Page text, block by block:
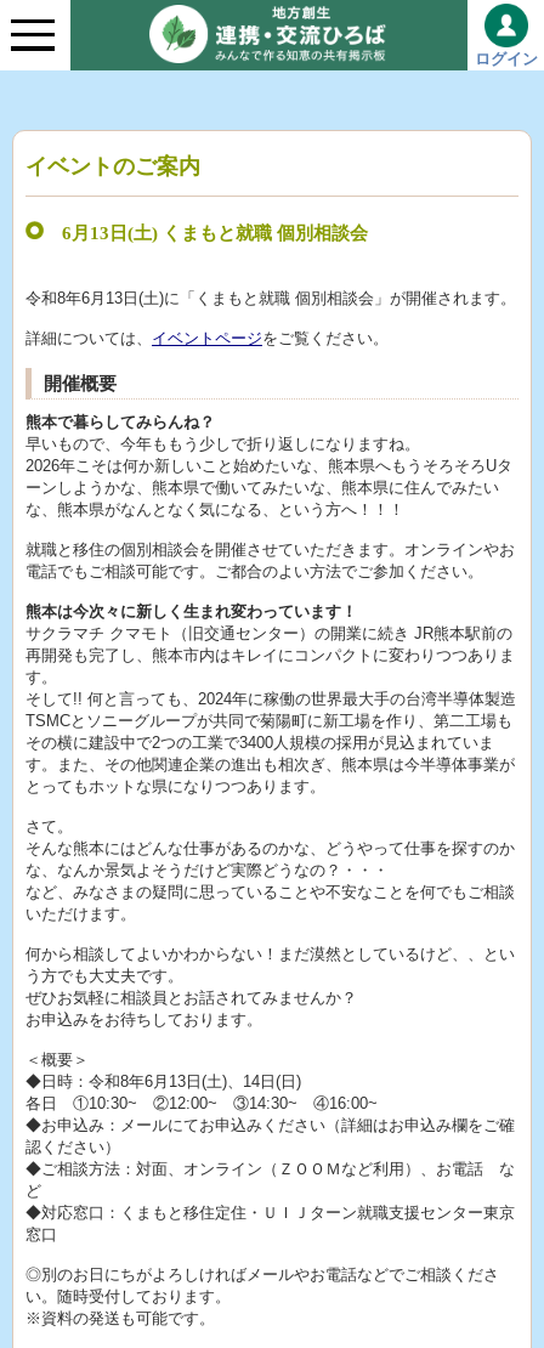
ログイン
イベントのご案内
6月13日(土) くまもと就職 個別相談会
令和8年6月13日(土)に「くまもと就職 個別相談会」が開催されます。
詳細については、 イベントページをご覧ください。
開催概要
熊本で暮らしてみらんね？
早いもので、今年ももう少しで折り返しになりますね。
2026年こそは何か新しいこと始めたいな、熊本県へもうそろそろUタ
ーンしようかな、熊本県で働いてみたいな、熊本県に住んでみたい
な、熊本県がなんとなく気になる、という方へ！！！
就職と移住の個別相談会を開催させていただきます。オンラインやお
電話でもご相談可能です。ご都合のよい方法でご参加ください。
熊本は今次々に新しく生まれ変わっています！
サクラマチ クマモト（旧交通センター）の開業に続き JR熊本駅前の
再開発も完了し、熊本市内はキレイにコンパクトに変わりつつありま
す。
そして!! 何と言っても、2024年に稼働の世界最大手の台湾半導体製造
TSMCとソニーグループが共同で菊陽町に新工場を作り、第二工場も
その横に建設中で2つの工業で3400人規模の採用が見込まれていま
す。また、その他関連企業の進出も相次ぎ、熊本県は今半導体事業が
とってもホットな県になりつつあります。
さて。
そんな熊本にはどんな仕事があるのかな、どうやって仕事を探すのか
な、なんか景気よそうだけど実際どうなの？・・・
など、みなさまの疑問に思っていることや不安なことを何でもご相談
いただけます。
何から相談してよいかわからない！まだ漠然としているけど、、とい
う方でも大丈夫です。
ぜひお気軽に相談員とお話されてみませんか？
お申込みをお待ちしております。
＜概要＞
◆日時：令和8年6月13日(土)、14日(日)
各日 ①10:30~ ②12:00~ ③14:30~ ④16:00~
◆お申込み：メールにてお申込みください（詳細はお申込み欄をご確
認ください）
◆ご相談方法：対面、オンライン（ＺＯＯＭなど利用）、お電話 な
ど
◆対応窓口：くまもと移住定住・ＵＩＪターン就職支援センター東京
窓口
◎別のお日にちがよろしければメールやお電話などでご相談くださ
い。随時受付しております。
※資料の発送も可能です。